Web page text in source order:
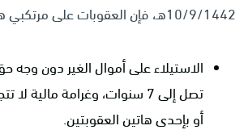
10/9/1442هـ، فإن العقوبات على مرتكبي هذه الجرائم تشمل:
الاستيلاء على أموال الغير دون
أو بإحدى هاتين العقوبتين.